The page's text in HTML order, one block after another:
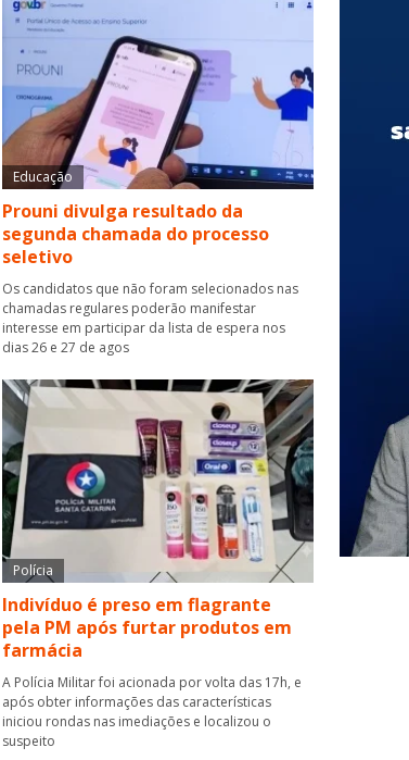
Educação
Prouni divulga resultado da
segunda chamada do processo
seletivo
Os candidatos que não foram selecionados nas
chamadas regulares poderão manifestar
interesse em participar da lista de espera nos
dias 26 e 27 de agos
Polícia
Indivíduo é preso em flagrante
pela PM após furtar produtos em
farmácia
A Polícia Militar foi acionada por volta das 17h, e
após obter informações das características
iniciou rondas nas imediações e localizou o
suspeito